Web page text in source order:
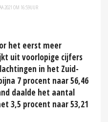
2021 OM 16:59UUR
het eerst meer
uit voorlopige cijfers
in het Zuid-
7 procent naar 56,46
daalde het aantal
3,5 procent naar 53,21